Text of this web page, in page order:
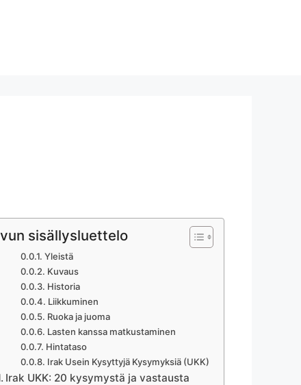
sisällysluettelo
Yleistä
Kuvaus
Historia
Liikkuminen
Ruoka ja juoma
Lasten kanssa matkustaminen
Hintataso
Irak Usein Kysyttyjä Kysymyksiä (UKK)
Irak UKK: 20 kysymystä ja vastausta